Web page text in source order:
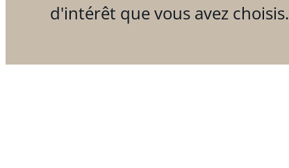
d'intérêt que vous avez choisis.